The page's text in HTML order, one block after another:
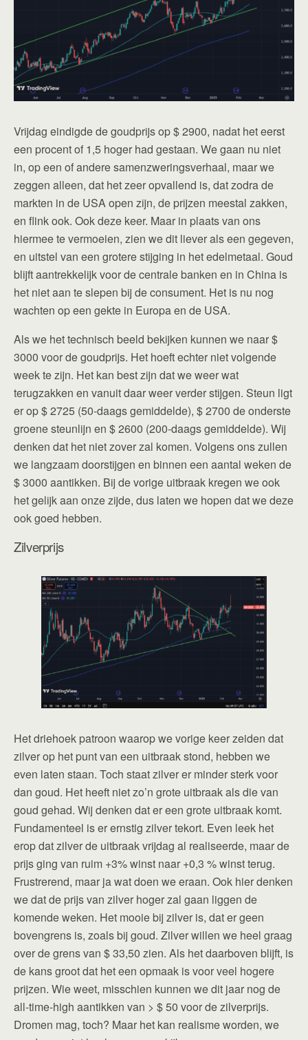
Vrijdag eindigde de goudprijs op $ 2900, nadat het eerst
een procent of 1,5 hoger had gestaan. We gaan nu niet
in, op een of andere samenzweringsverhaal, maar we
zeggen alleen, dat het zeer opvallend is, dat zodra de
markten in de USA open zijn, de prijzen meestal zakken,
en flink ook. Ook deze keer. Maar in plaats van ons
hiermee te vermoeien, zien we dit liever als een gegeven,
en uitstel van een grotere stijging in het edelmetaal. Goud
blijft aantrekkelijk voor de centrale banken en in China is
het niet aan te slepen bij de consument. Het is nu nog
wachten op een gekte in Europa en de USA.
Als we het technisch beeld bekijken kunnen we naar $
3000 voor de goudprijs. Het hoeft echter niet volgende
week te zijn. Het kan best zijn dat we weer wat
terugzakken en vanuit daar weer verder stijgen. Steun ligt
er op $ 2725 (50-daags gemiddelde), $ 2700 de onderste
groene steunlijn en $ 2600 (200-daags gemiddelde). Wij
denken dat het niet zover zal komen. Volgens ons zullen
we langzaam doorstijgen en binnen een aantal weken de
$ 3000 aantikken. Bij de vorige uitbraak kregen we ook
het gelijk aan onze zijde, dus laten we hopen dat we deze
ook goed hebben.
Zilverprijs
Het driehoek patroon waarop we vorige keer zeiden dat
zilver op het punt van een uitbraak stond, hebben we
even laten staan. Toch staat zilver er minder sterk voor
dan goud. Het heeft niet zo’n grote uitbraak als die van
goud gehad. Wij denken dat er een grote uitbraak komt.
Fundamenteel is er ernstig zilver tekort. Even leek het
erop dat zilver de uitbraak vrijdag al realiseerde, maar de
prijs ging van ruim +3% winst naar +0,3 % winst terug.
Frustrerend, maar ja wat doen we eraan. Ook hier denken
we dat de prijs van zilver hoger zal gaan liggen de
komende weken. Het mooie bij zilver is, dat er geen
bovengrens is, zoals bij goud. Zilver willen we heel graag
over de grens van $ 33,50 zien. Als het daarboven blijft, is
de kans groot dat het een opmaak is voor veel hogere
prijzen. Wie weet, misschien kunnen we dit jaar nog de
all-time-high aantikken van > $ 50 voor de zilverprijs.
Dromen mag, toch? Maar het kan realisme worden, we